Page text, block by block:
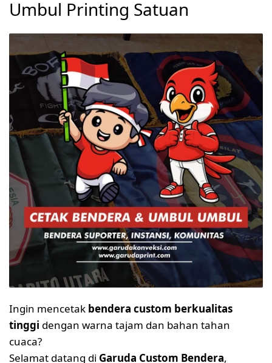
Umbul Printing Satuan
Ingin mencetak bendera custom berkualitas
tinggi dengan warna tajam dan bahan tahan
cuaca?
Selamat datang di Garuda Custom Bendera,